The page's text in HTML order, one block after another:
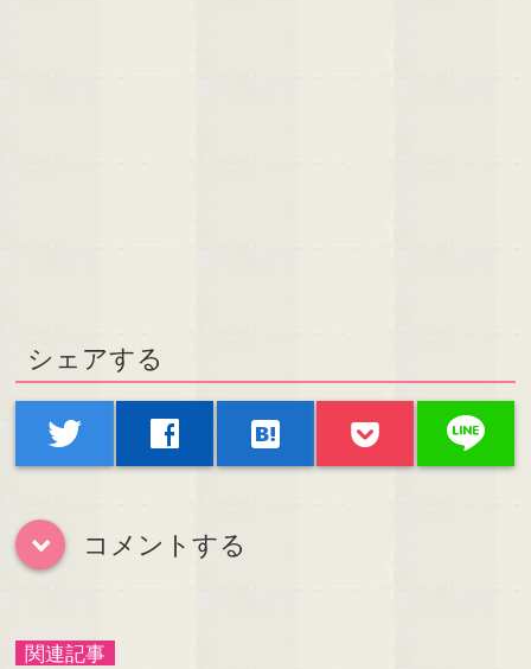
シェアする
twitter facebook hatenabookmark line
down コメントする
関連記事